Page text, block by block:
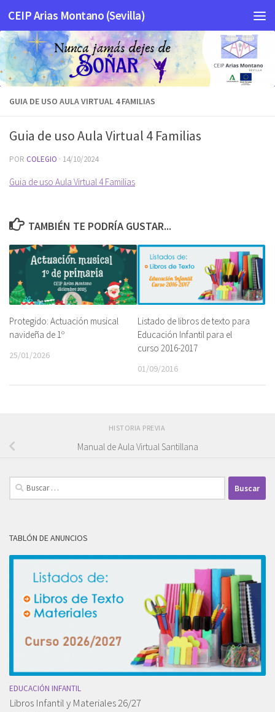
Saltar al contenido
CEIP Arias Montano (Sevilla)
GUIA DE USO AULA VIRTUAL 4 FAMILIAS
Guia de uso Aula Virtual 4 Familias
POR COLEGIO · 14/10/2024
Guia de uso Aula Virtual 4 Familias
TAMBIÉN TE PODRÍA GUSTAR...
Protegido: Actuación musical
navideña de 1º
25/01/2026
Listado de libros de texto para
Educación Infantil para el
curso 2016-2017
01/09/2016
HISTORIA PREVIA
Manual de Aula Virtual Santillana
Buscar:
TABLÓN DE ANUNCIOS
EDUCACIÓN INFANTIL
Libros Infantil y Materiales 26/27